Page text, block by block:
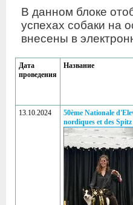
В данном блоке
успехах собаки на
внесены в
Дата
проведения
Название
13.10.2024
50ème Nationale
nordiques et des